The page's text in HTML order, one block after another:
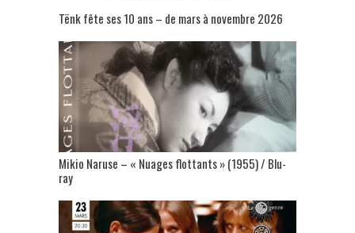
Tënk fête ses 10 ans – de mars à novembre 2026
Mikio Naruse – « Nuages flottants » (1955) / Blu-
ray